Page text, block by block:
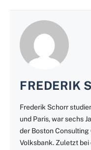
FREDERIK
Frederik Schorr
und Paris, war sechs
der Boston Consulting
Volksbank. Zuletzt bei